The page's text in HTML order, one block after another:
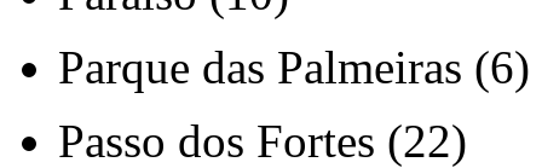
Parque das Palmeiras (6)
Passo dos Fortes (22)